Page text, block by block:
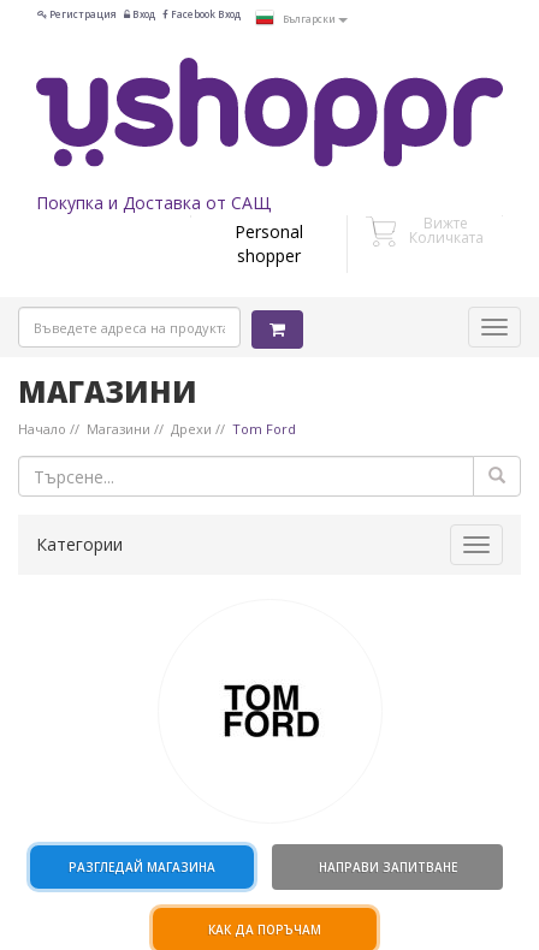
Регистрация Вход Facebook Вход Български
Покупка и Доставка от САЩ
Personal
shopper
Вижте
Количката
МАГАЗИНИ
Начало Магазини Дрехи Tom Ford
Toggle
Категории
РАЗГЛЕДАЙ МАГАЗИНА НАПРАВИ ЗАПИТВАНЕ
КАК ДА ПОРЪЧАМ